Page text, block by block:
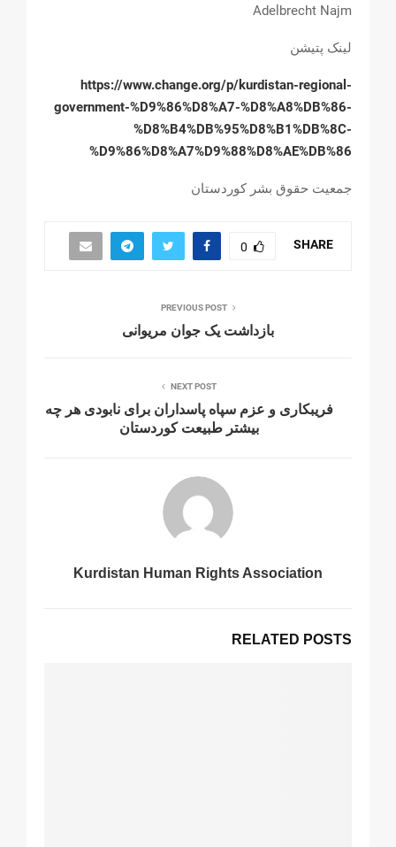
Adelbrecht Najm
لینک پتیشن
https://www.change.org/p/kurdistan-regional-
government-%D9%86%D8%A7-%D8%A8%DB%86-
%D8%B4%DB%95%D8%B1%DB%8C-
%D9%86%D8%A7%D9%88%D8%AE%DB%86
جمعیت حقوق بشر کوردستان
SHARE
0
PREVIOUS POST
بازداشت یک جوان مریوانی
NEXT POST
فریبکاری و عزم سپاە پاسداران برای نابودی هر چه
بیشتر طبیعت کوردستان
Kurdistan Human Rights Association
RELATED POSTS